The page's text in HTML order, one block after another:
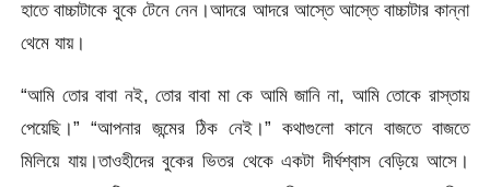
হাতে বাচ্চাটাকে বুকে টেনে নেন।আদরে আদরে আস্তে আস্তে বাচ্চাটার কান্না
থেমে যায়।
“আমি তোর বাবা নই, তোর বাবা মা কে আমি জানি না, আমি তোকে রাস্তায়
পেয়েছি।” “আপনার জন্মের ঠিক নেই।” কথাগুলো কানে বাজতে বাজতে
মিলিয়ে যায়।তাওহীদের বুকের ভিতর থেকে একটা দীর্ঘশ্বাস বেড়িয়ে আসে।